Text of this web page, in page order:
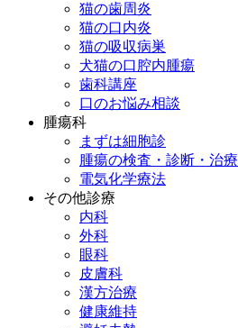
猫の歯周炎
猫の口内炎
猫の吸収病巣
犬猫の口腔内腫瘍
歯科講座
口のお悩み相談
腫瘍科
まずは細胞診
腫瘍の検査・診断・治療
電気化学療法
その他診療
内科
外科
眼科
皮膚科
漢方治療
健康維持